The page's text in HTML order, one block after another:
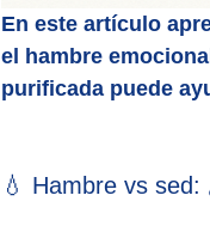
En este artículo
el hambre
purificada puede
💧 Hambre vs